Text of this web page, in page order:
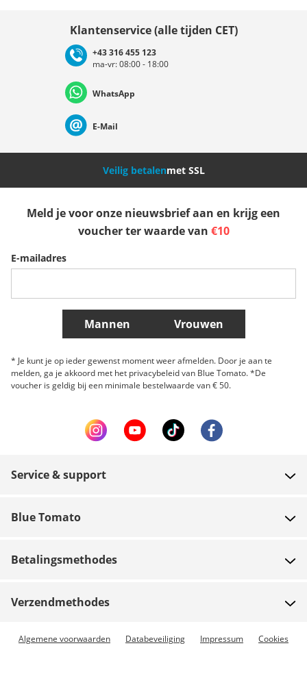
Deutschland Österreich
Nederland Italia (Italiano) Italien (Deutsch)
Slovenija België (Nederlands)
Meer landen
Klantenservice (alle tijden CET)
+43 316 455 123
ma-vr: 08:00 - 18:00
WhatsApp
E-Mail
Veilig betalenmet SSL
Meld je voor onze nieuwsbrief aan en krijg een
voucher ter waarde van €10
E-mailadres
Mannen Vrouwen
* Je kunt je op ieder gewenst moment weer afmelden. Door je aan te
melden, ga je akkoord met het privacybeleid van Blue Tomato. *De
voucher is geldig bij een minimale bestelwaarde van € 50.
Service & support
Betaling
Retouren
Bestelling volgen
Blue Tomato
Jobs
Blue World
Betalingsmethodes
Verzendmethodes
Express levering beschikbaar
Algemene voorwaarden Databeveiliging Impressum Cookies